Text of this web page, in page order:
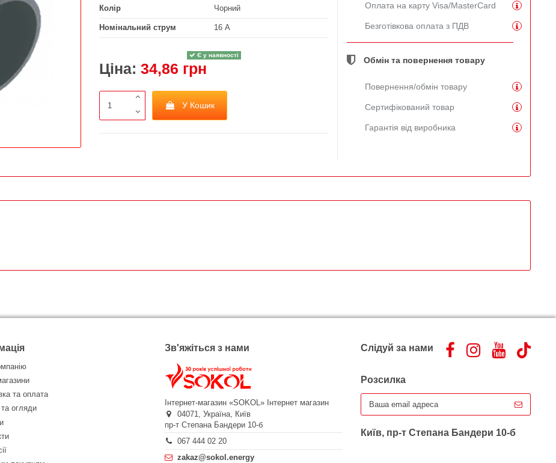
Колір Чорний
Номінальний струм 16 А
Є у наявності
Ціна: 34,86 грн
У Кошик
Оплата на карту Visa/MasterCard
Безготівкова оплата з ПДВ
Обмін та повернення товару
Повернення/обмін товару
Сертифікований товар
Гарантія від виробника
та оплата
та огляди
Зв'яжіться з нами
Інтернет-магазин «SOKOL» Інтернет магазин
04071,Україна, Київ
пр-т Степана Бандери 10-б
067 444 02 20
zakaz@sokol.energy
Слідуй за нами
Розсилка
Київ, пр-т Степана Бандери 10-б